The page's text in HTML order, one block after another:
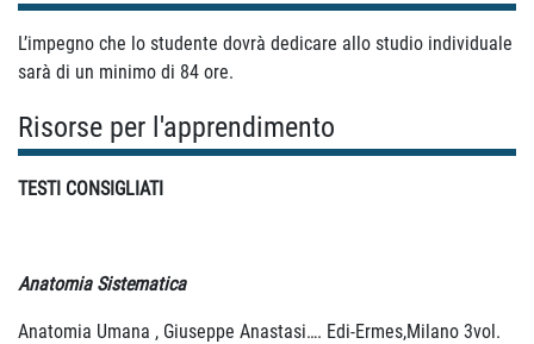
L’impegno che lo studente dovrà dedicare allo studio individuale
sarà di un minimo di 84 ore.
Risorse per l'apprendimento
TESTI CONSIGLIATI
Anatomia Sistematica
Anatomia Umana , Giuseppe Anastasi…. Edi-Ermes,Milano 3vol.